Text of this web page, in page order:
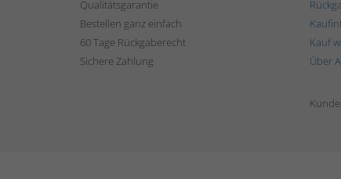
Qualitätsgarantie
Bestellen ganz einfach
60 Tage Rückgaberecht
Sichere Zahlung
Kauf
Über